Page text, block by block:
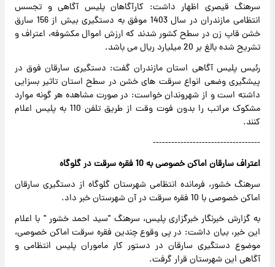
سرهنگ قیصری اظهار داشت: کارآگاهان پلیس آگاهی و تجسس
انتظامی مازندران در سال 1403 موفق به دستگیری بیش از 156 سارق
خشن قاپ زن در سطح کشور شدند که ارزش اموال مکشوفه، اعتراف و
تشریح شده بالغ بر 20 میلیارد ریال می باشد.
رئیس پلیس آگاهی استان مازندران گفت: دستگیری سارقان فوق در
پیشگیری وضعی انواع سرقت های خشن در سطح استان تاثیر بسزایی
داشته است و از شهروندان خواست: در صورت مشاهده هر گونه موارد
مشکوک مراتب را بدون فوت وقت از طریق تلفن 110 به پلیس اعلام
کنند.
-----------------------------------
اعتراف سارقان اماکن خصوصی به 10 فقره سرقت در گلوگاه
سرهنگ خشور، فرمانده انتظامی شهرستان گلوگاه از دستگیری سارقان
اماکن خصوصی با 10 فقره سرقت در آن شهرستان خبر داد.
به گزارش خبرنگار خبرگزاری پلیس، سرهنگ "سید احمد خشور " با اعلام
این خبر، بیان داشت: در پی وقوع چندین فقره سرقت اماکن خصوصی،
موضوع دستگیری سارقان در دستور کار ماموران پلیس انتظامی و
آگاهی این شهرستان قرار گرفت.